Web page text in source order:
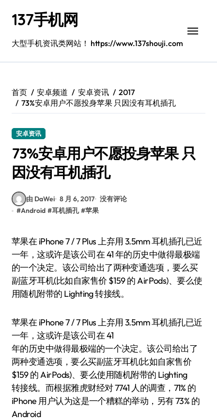
137手机网
大型手机资讯类网站！ https://www.137shouji.com
首页 安卓频道 安卓资讯
2017
73%安卓用户不愿投身苹果 只因没有耳机插孔
安卓资讯
73%安卓用户不愿投身苹果 只
因没有耳机插孔
由 DaWei 8 月 6, 2017 没有评论
#Android #耳机插孔 #苹果
苹果在 iPhone 7 / 7 Plus 上弃用 3.5mm 耳机插孔已近
一年，这或许是该公司在 41 年的历史中做得最极端
的一个决定。该公司给出了两种变通选项，要么买
副蓝牙耳机(比如自家售价 $159 的 AirPods)、要么使
用随机附带的 Lighting 转接线。
苹果在 iPhone 7 / 7 Plus 上弃用 3.5mm 耳机插孔已近
一年，这或许是该公司在 41
年的历史中做得最极端的一个决定。该公司给出了
两种变通选项，要么买副蓝牙耳机(比如自家售价
$159 的 AirPods)、要么使用随机附带的 Lighting
转接线。而根据雅虎财经对 7741 人的调查，71% 的
iPhone 用户认为这是一个糟糕的举动，另有 73% 的
Android